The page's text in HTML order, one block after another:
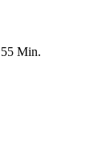
55 Min.